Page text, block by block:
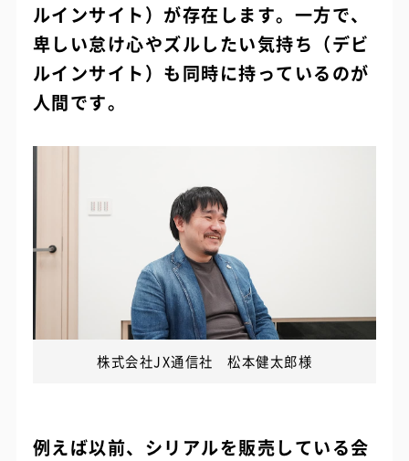
ルインサイト）が存在します。一方で、
卑しい怠け心やズルしたい気持ち（デビ
ルインサイト）も同時に持っているのが
人間です。
株式会社JX通信社 松本健太郎様
例えば以前、シリアルを販売している会